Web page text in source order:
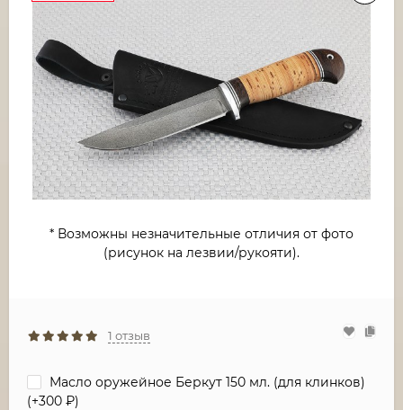
* Возможны незначительные отличия от фото
(рисунок на лезвии/рукояти).
1 отзыв
Масло оружейное Беркут 150 мл. (для клинков)
(+300 ₽)